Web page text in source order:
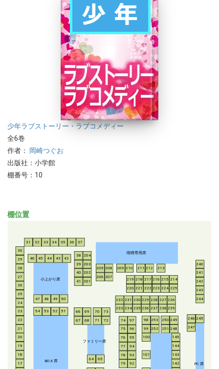
少年ラブストーリー・ラブコメディー
全6巻
作者：
岡崎つぐお
出版社：小学館
棚番号：10
棚位置
小上がり席
BO X 席
ファミリー席
喫煙専用席
PC 席
17
18
19
20
21
22
23
24
25
26
27
28
29
30
31 32 33 34 35 36 37
38
39
40
41
42
43
44
45
46
47 48 49 50
51
52
53
54
64 65
66
67
68
69
70
71
72
73
74
75
76
77
78
79
92
93
94
95
96
97
98
99
100
101
142
143
144
145
201
202
203
204
205
206 207
208 209 210 211 212 213
214
215
216
217
218
219
220 221 222 223 224 225
226
227
228
229
230
231
232
233 234 235 236 237 238 239
240
241
242
243
244
245
246
247
248
249
250
251
252
253